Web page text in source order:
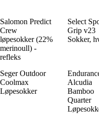
Salomon Predict
Crew
løpesokker (22%
merinoull) -
refleks
Select
Grip v23
Sokker,
Seger Outdoor
Coolmax
Løpesokker
Alcudia
Bamboo
Quarter